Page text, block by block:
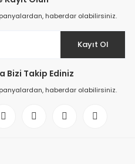
haberdar olabilirsiniz.
Kayıt Ol
Bizi Takip Ediniz
haberdar olabilirsiniz.